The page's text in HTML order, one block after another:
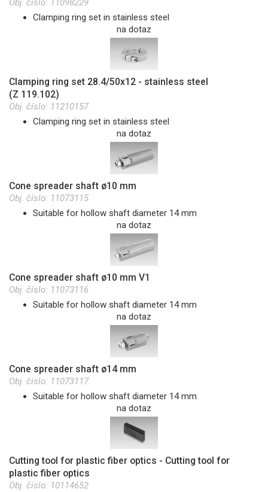
Obj. číslo: 11098229
Clamping ring set in stainless steel
na dotaz
Clamping ring set 28.4/50x12 - stainless steel
(Z 119.102)
Obj. číslo: 11210157
Clamping ring set in stainless steel
na dotaz
Cone spreader shaft ø10 mm
Obj. číslo: 11073115
Suitable for hollow shaft diameter 14 mm
na dotaz
Cone spreader shaft ø10 mm V1
Obj. číslo: 11073116
Suitable for hollow shaft diameter 14 mm
na dotaz
Cone spreader shaft ø14 mm
Obj. číslo: 11073117
Suitable for hollow shaft diameter 14 mm
na dotaz
Cutting tool for plastic fiber optics - Cutting tool for
plastic fiber optics
Obj. číslo: 10114652